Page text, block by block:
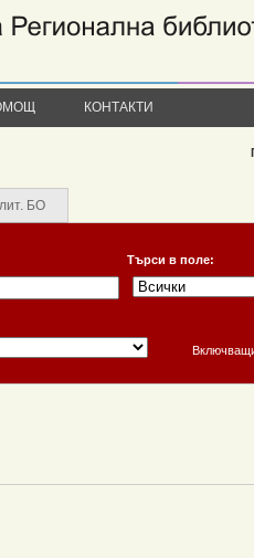
КОНТАКТИ
БО
Търси в поле: